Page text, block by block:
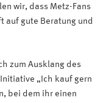
wir, dass Metz-Fans
auf gute Beratung und
zum Ausklang des
„Ich kauf gern
bei dem ihr einen